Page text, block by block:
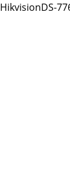
DS-